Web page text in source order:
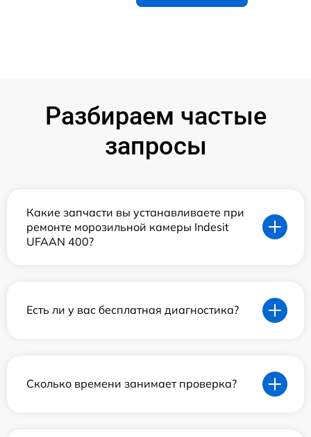
Разбираем частые
запросы
Какие запчасти вы устанавливаете при
ремонте морозильной камеры Indesit
UFAAN 400?
Есть ли у вас бесплатная диагностика?
Сколько времени занимает проверка?